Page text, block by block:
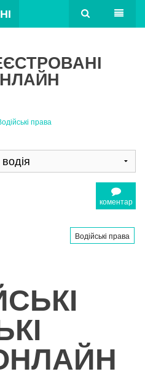
права
коментар
Водійські права